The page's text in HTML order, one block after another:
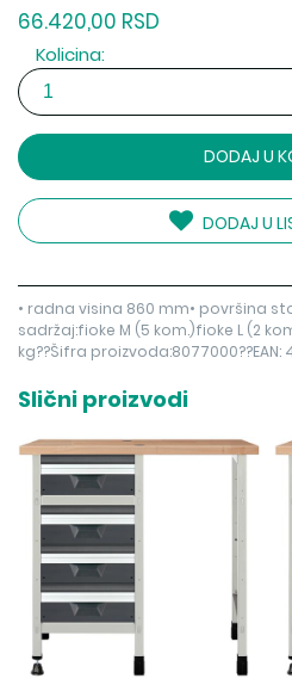
66.420,00 RSD
Kolicina:
DODAJ U
DODAJ U
• radna visina 860 mm• površina
sadržaj:fioke M (5 kom.)fioke L (2
kg??Šifra
Slični proizvodi